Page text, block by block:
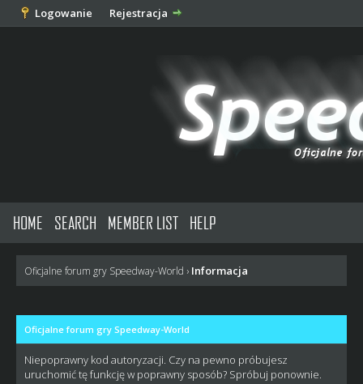
Logowanie Rejestracja
HOME SEARCH MEMBER LIST HELP
Oficjalne forum gry Speedway-World › Informacja
Oficjalne forum gry Speedway-World
Niepoprawny kod autoryzacji. Czy na pewno próbujesz
uruchomić tę funkcję w poprawny sposób? Spróbuj ponownie.